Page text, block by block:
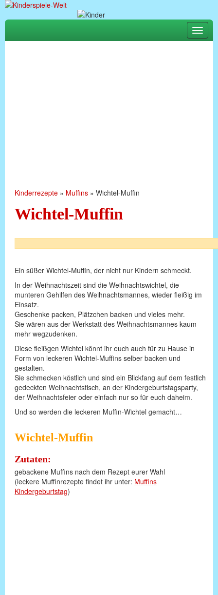
Toggle
Kinderrezepte » Muffins » Wichtel-Muffin
Wichtel-Muffin
Ein süßer Wichtel-Muffin, der nicht nur Kindern schmeckt.
In der Weihnachtszeit sind die Weihnachtswichtel, die
munteren Gehilfen des Weihnachtsmannes, wieder fleißig im
Einsatz.
Geschenke packen, Plätzchen backen und vieles mehr.
Sie wären aus der Werkstatt des Weihnachtsmannes kaum
mehr wegzudenken.
Diese fleißgen Wichtel könnt ihr euch auch für zu Hause in
Form von leckeren Wichtel-Muffins selber backen und
gestalten.
Sie schmecken köstlich und sind ein Blickfang auf dem festlich
gedeckten Weihnachtstisch, an der Kindergeburtstagsparty,
der Weihnachtsfeier oder einfach nur so für euch daheim.
Und so werden die leckeren Muffin-Wichtel gemacht…
Wichtel-Muffin
Zutaten:
gebackene Muffins nach dem Rezept eurer Wahl
(leckere Muffinrezepte findet ihr unter: Muffins
Kindergeburtstag)